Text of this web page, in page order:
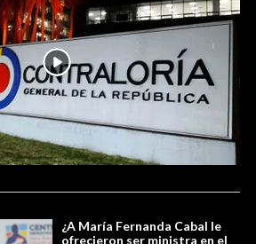
¿A María Fernanda Cabal le
ofrecieron ser ministra en el